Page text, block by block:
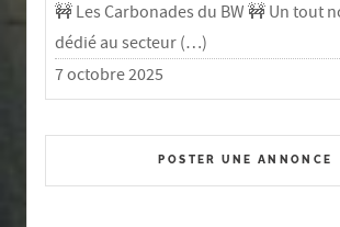
🚧 Les Carbonades du BW 🚧 Un tout
dédié au secteur (…)
7 octobre 2025
POSTER UNE ANNONCE